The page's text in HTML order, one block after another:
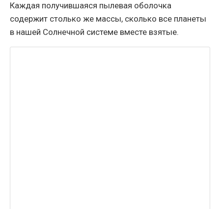
Каждая получившаяся пылевая оболочка
содержит столько же массы, сколько все планеты
в нашей Солнечной системе вместе взятые.